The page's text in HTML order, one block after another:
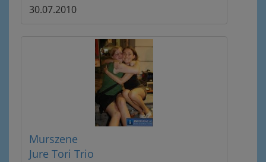
30.07.2010
Murszene
Jure Tori Trio